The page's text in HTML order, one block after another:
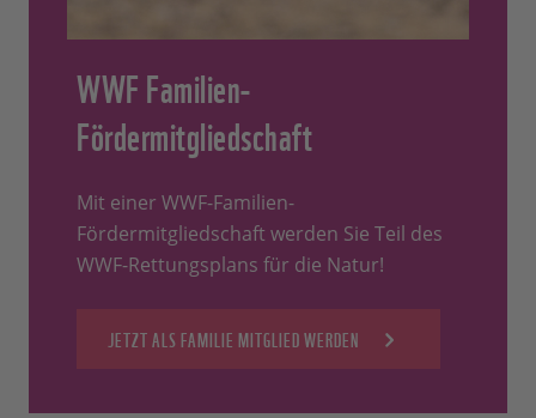
WWF Familien-
Fördermitgliedschaft
Mit einer WWF-Familien-
Fördermitgliedschaft werden Sie Teil des
WWF-Rettungsplans für die Natur!
JETZT ALS FAMILIE MITGLIED WERDEN